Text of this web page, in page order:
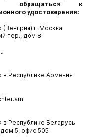
обращаться к
удостоверения:
г. Москва
пер., дом 8
в Республике Армения
Республике Беларусь
5, офис 505